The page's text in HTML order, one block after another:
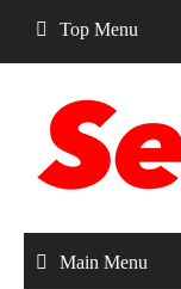
content
Top Menu
Main Menu